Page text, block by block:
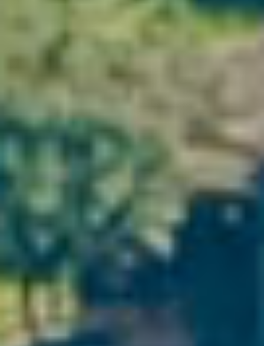
Terrasses-du-Larzac Wine Saint-Guilhem-le-Desert
Château Grand